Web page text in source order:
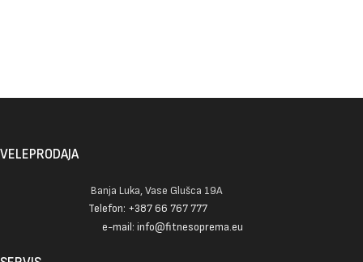
VELEPRODAJA
Banja Luka, Vase Glušca 19A
Telefon: +387 66 767 777
e-mail: info@fitnesoprema.eu